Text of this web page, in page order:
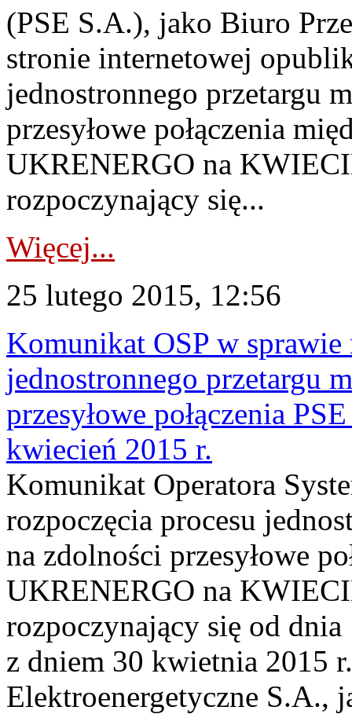
(PSE S.A.), jako Biuro
stronie internetowej
jednostronnego przetargu
przesyłowe połączenia
UKRENERGO na
rozpoczynający się...
Więcej...
25 lutego 2015, 12:56
Komunikat OSP w sprawie
jednostronnego przetargu
przesyłowe połączenia
kwiecień 2015 r.
Komunikat Operatora
rozpoczęcia procesu
na zdolności przesyłowe
UKRENERGO na
rozpoczynający się od
z dniem 30 kwietnia 2015
Elektroenergetyczne S.A.,